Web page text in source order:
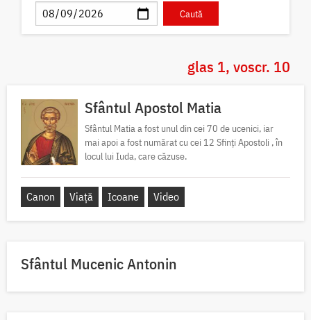
glas 1, voscr. 10
Sfântul Apostol Matia
Sfântul Matia a fost unul din cei 70 de ucenici, iar
mai apoi a fost numărat cu cei 12 Sfinți Apostoli , în
locul lui Iuda, care căzuse.
Canon Viață Icoane Video
Sfântul Mucenic Antonin